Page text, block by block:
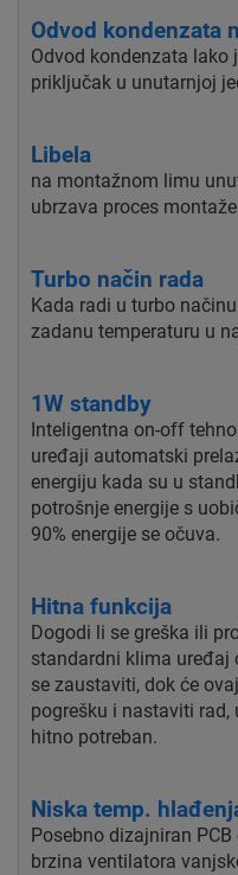
Odvod kondenzata
Odvod kondenzata lako
priključak u unutarnjoj
Libela
na montažnom limu
ubrzava proces
Turbo način rada
Kada radi u turbo
zadanu temperaturu u
1W standby
Inteligentna on-off
uređaji automatski
energiju kada su u
potrošnje energije s
90% energije se očuva.
Hitna funkcija
Dogodi li se greška ili
standardni klima uređaj
se zaustaviti, dok će
pogrešku i nastaviti
hitno potreban.
Niska temp.
Posebno dizajniran
brzina ventilatora